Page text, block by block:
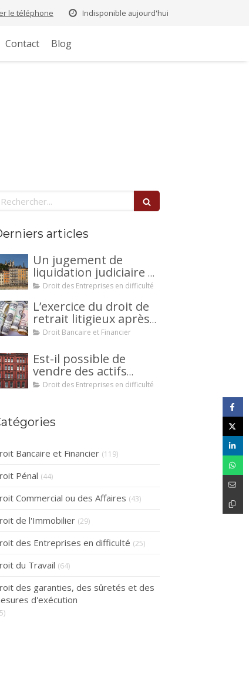
Indisponible aujourd'hui
le téléphone
Contact Blog
articles
Un jugement de
liquidation judiciaire a
été prononcée à votre
interjeter appel ?
Droit des Entreprises en difficulté
L’exercice du droit de
retrait litigieux après
une cession de
mécanisme
avantageux pour le
débiteur ou la caution.
Droit Bancaire et Financier
Est-il possible de
vendre des actifs
durant la période
judiciaire ?
Droit des Entreprises en difficulté
Bancaire et Financier (119)
Pénal (44)
Commercial ou des Affaires (43)
de l'Immobilier (29)
des Entreprises en difficulté (25)
du Travail (64)
des garanties, des sûretés et des
d'exécution